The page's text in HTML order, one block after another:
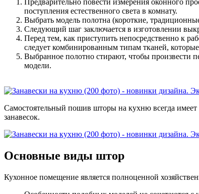
Предварительно повести измерения оконного
поступления естественного света в комнату.
Выбрать модель полотна (короткие,
Следующий шаг заключается в изготовлении
Перед тем, как приступить непосредственно к
следует комбинированным типам тканей,
Выбранное полотно стирают, чтобы произвести
модели.
Самостоятельный пошив шторы на кухню всегда
занавесок.
Основные виды штор
Кухонное помещение является полноценной